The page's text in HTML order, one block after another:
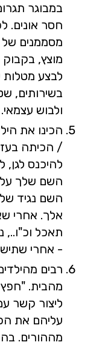
במבוגר
חסר אונים.
מסממנים של
מוצץ, בקבוק
לבצע מטלות
בשירותים,
ולבוש עצמאי.
הכינו את
/ הכיתה
להיכנס
השם שלך
השם נגיד
אלך. אחרי
תאכל וכ"ו..,
- אחרי
רבים
מהבית.
ליצור קשר
עליהם את
מההורים.